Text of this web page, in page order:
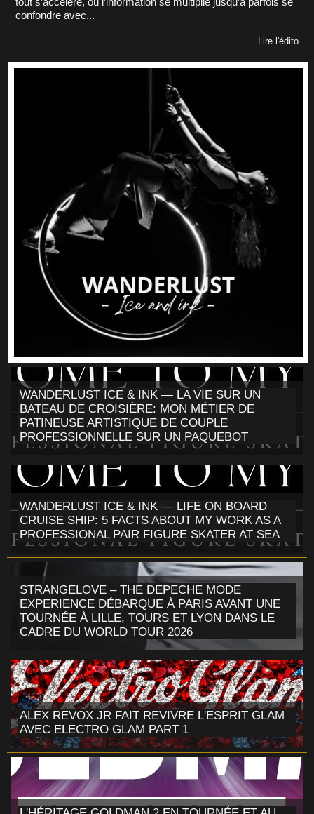
confondre avec...
Lire l'édito
WANDERLUST ICE & INK — LA VIE SUR UN
BATEAU DE CROISIÈRE: MON MÉTIER DE
PATINEUSE ARTISTIQUE DE COUPLE
PROFESSIONNELLE SUR UN PAQUEBOT
WANDERLUST ICE & INK — LIFE ON BOARD
CRUISE SHIP: 5 FACTS ABOUT MY WORK AS A
PROFESSIONAL PAIR FIGURE SKATER AT SEA
STRANGELOVE – THE DEPECHE MODE
EXPERIENCE DÉBARQUE À PARIS AVANT UNE
TOURNÉE À LILLE, TOURS ET LYON DANS LE
CADRE DU WORLD TOUR 2026
ALEX REVOX JR FAIT REVIVRE L'ESPRIT GLAM
AVEC ELECTRO GLAM PART 1